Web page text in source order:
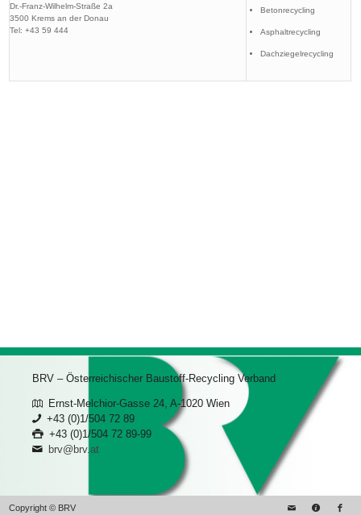
Dr.-Franz-Wilhelm-Straße 2a
3500 Krems an der Donau
Tel: +43 59 444
Betonrecycling
Asphaltrecycling
Dachziegelrecycling
BRV – Österreichischer Baustoff-Recycling Verband
Ernst-Melchior-Gasse 24, A-1020 Wien
+43 (0)1/504 72 89
+43 (0)1/504 72 89-99
brv@brv.at
Copyright © BRV